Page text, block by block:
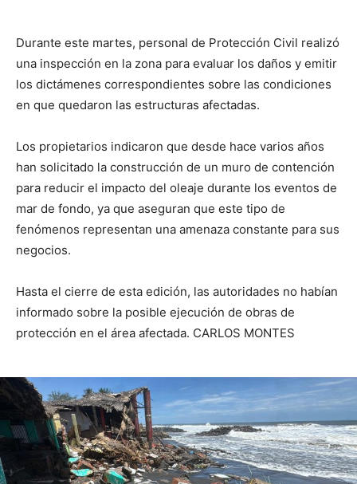
Durante este martes, personal de Protección Civil realizó
una inspección en la zona para evaluar los daños y emitir
los dictámenes correspondientes sobre las condiciones
en que quedaron las estructuras afectadas.
Los propietarios indicaron que desde hace varios años
han solicitado la construcción de un muro de contención
para reducir el impacto del oleaje durante los eventos de
mar de fondo, ya que aseguran que este tipo de
fenómenos representan una amenaza constante para sus
negocios.
Hasta el cierre de esta edición, las autoridades no habían
informado sobre la posible ejecución de obras de
protección en el área afectada. CARLOS MONTES